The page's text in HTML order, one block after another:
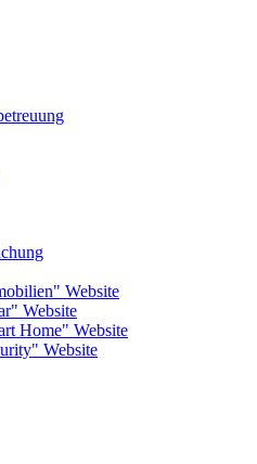
Website
Website
Home" Website
Website